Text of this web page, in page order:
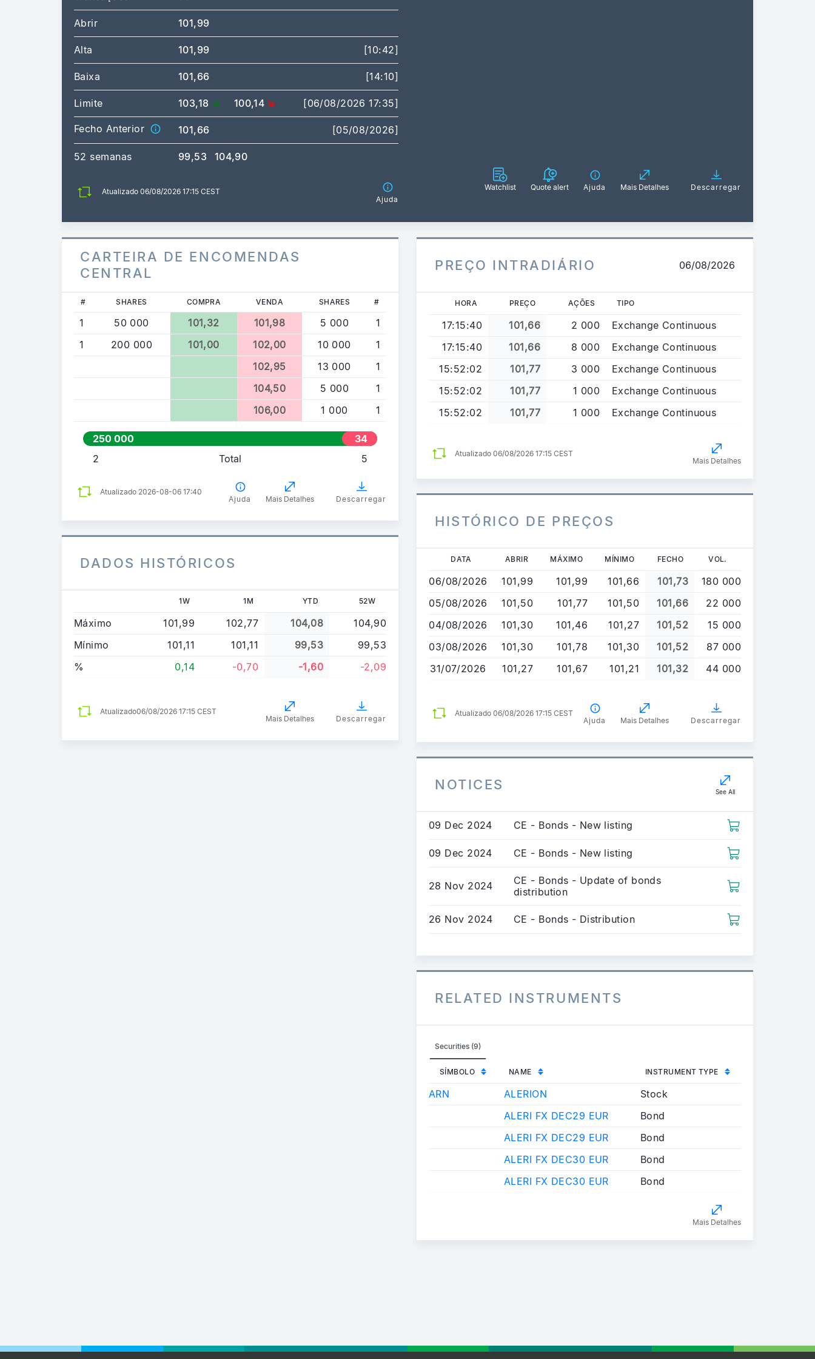
Abrir 101,99
Alta 101,99 [10:42]
Baixa 101,66 [14:10]
Limite 103,18 100,14 [06/08/2026 17:35]
Fecho Anterior 101,66 [05/08/2026]
52 semanas 99,53 104,90
Atualizado 06/08/2026 17:15 CEST
Ajuda
Watchlist Quote alert Ajuda Mais Detalhes Descarregar
CARTEIRA DE ENCOMENDAS
CENTRAL
# SHARES COMPRA VENDA SHARES #
1 50 000 101,32 101,98 5 000
1
1
200 000 101,00 102,00 10 000
1
102,95
13 000
1
104,50
5 000
1
106,00
1 000 1
250 000
34
00
2 Total 5
Atualizado 2026-08-06 17:40
Ajuda
Mais Detalhes Descarregar
DADOS HISTÓRICOS
1W 1M YTD 52W
Máximo 101,99 102,77 104,08
104,90
Mínimo
101,11 101,11 99,53
99,53
%
0,14 -0,70 -1,60 -2,09
Atualizado06/08/2026 17:15 CEST
Mais Detalhes
Descarregar
PREÇO INTRADIÁRIO 06/08/2026
HORA PREÇO AÇÕES TIPO
17:15:40 101,66 2 000
Exchange Continuous
17:15:40
101,66 8 000
Exchange Continuous
15:52:02
101,77 3 000
Exchange Continuous
15:52:02
101,77 1 000
Exchange Continuous
15:52:02
101,77 1 000 Exchange Continuous
Atualizado 06/08/2026 17:15 CEST
Mais Detalhes
HISTÓRICO DE PREÇOS
Passar
o
conteúdo
DATA ABRIR MÁXIMO MÍNIMO FECHO VOL.
06/08/2026 101,99 101,99 101,66 101,73
180 000
05/08/2026
101,50 101,77 101,50 101,66
22 000
04/08/2026
101,30 101,46 101,27 101,52
15 000
03/08/2026
101,30 101,78 101,30 101,52
87 000
31/07/2026
101,27 101,67 101,21 101,32 44 000
Atualizado 06/08/2026 17:15 CEST
Ajuda
Mais Detalhes Descarregar
NOTICES See All
09 Dec 2024 CE - Bonds - New listing
09 Dec 2024 CE - Bonds - New listing
28 Nov 2024
CE - Bonds - Update of bonds
distribution
26 Nov 2024 CE - Bonds - Distribution
RELATED INSTRUMENTS
Securities (9)
SÍMBOLO NAME INSTRUMENT TYPE
ARN ALERION
Stock
ALERI FX DEC29 EUR
Bond
ALERI FX DEC29 EUR
Bond
ALERI FX DEC30 EUR
Bond
ALERI FX DEC30 EUR
Bond
Mais Detalhes